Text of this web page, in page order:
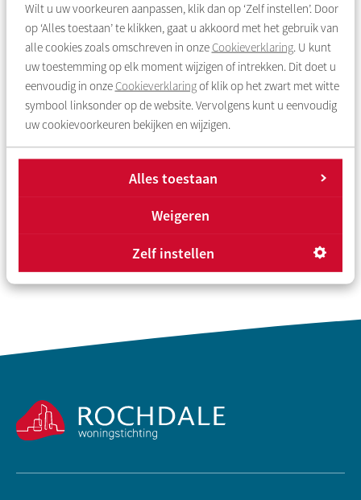
Wilt u uw voorkeuren aanpassen, klik dan op ‘Zelf instellen’. Door
op ‘Alles toestaan’ te klikken, gaat u akkoord met het gebruik van
alle cookies zoals omschreven in onze Cookieverklaring. U kunt
uw toestemming op elk moment wijzigen of intrekken. Dit doet u
eenvoudig in onze Cookieverklaringof klik op het zwart met witte
symbool linksonder op de website. Vervolgens kunt u eenvoudig
uw cookievoorkeuren bekijken en wijzigen.
Alles toestaan
Weigeren
Zelf instellen
Overzicht